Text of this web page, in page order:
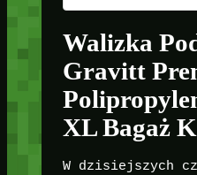
Walizka
Gravitt
XL Bagaż
W dzisiejszych